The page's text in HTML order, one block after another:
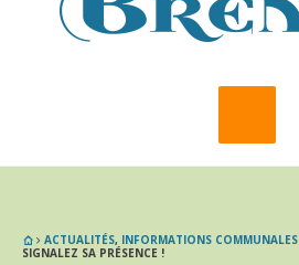
ACTUALITÉS, INFORMATIONS COMMUNALES
SIGNALEZ SA PRÉSENCE !